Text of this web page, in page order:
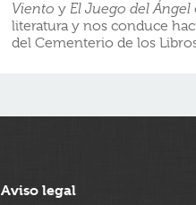
Viento y El Juego del Ángel
literatura y nos conduce
del Cementerio de los
Aviso legal